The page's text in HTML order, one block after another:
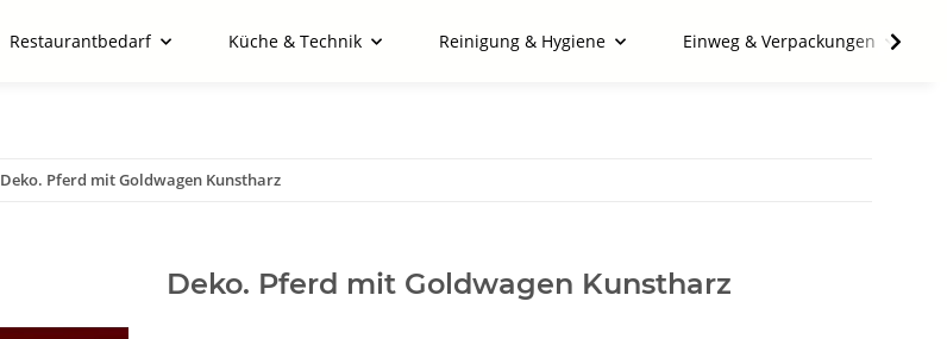
Restaurantbedarf Küche & Technik Reinigung & Hygiene Einweg & Verpackungen
Deko. Pferd mit Goldwagen Kunstharz
Deko. Pferd mit Goldwagen Kunstharz